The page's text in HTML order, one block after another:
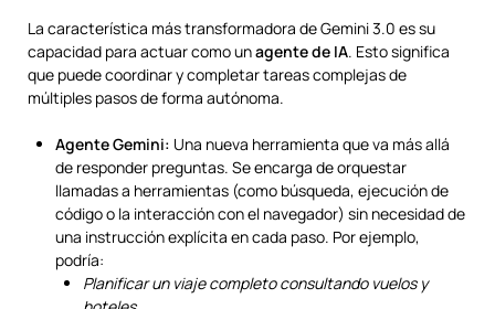
La característica más transformadora de Gemini 3.0 es su
capacidad para actuar como unagente de IA. Esto significa
que puede coordinar y completar tareas complejas de
múltiples pasos de forma autónoma.
Agente Gemini: Una nueva herramienta que va más allá
de responder preguntas. Se encarga de orquestar
llamadas a herramientas (como búsqueda, ejecución de
código o la interacción con el navegador) sin necesidad de
una instrucción explícita en cada paso. Por ejemplo,
podría:
Planificar un viaje completo consultando vuelos y